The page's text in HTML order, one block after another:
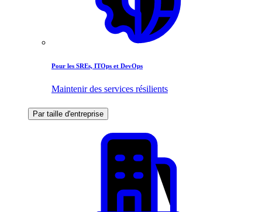
Pour les SREs, ITOps et DevOps
Maintenir des services résilients
Par taille d'entreprise